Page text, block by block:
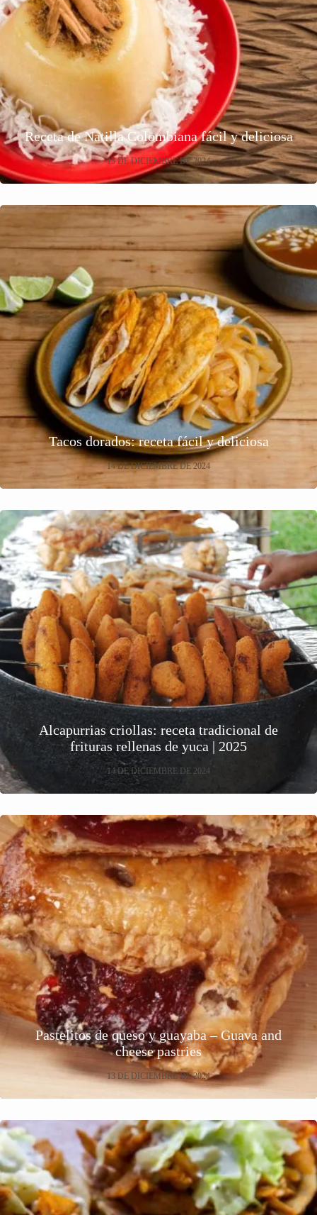
Receta de Natilla Colombiana fácil y deliciosa
15 DE DICIEMBRE DE 2024
Tacos dorados: receta fácil y deliciosa
14 DE DICIEMBRE DE 2024
Alcapurrias criollas: receta tradicional de
frituras rellenas de yuca | 2025
14 DE DICIEMBRE DE 2024
Pastelitos de queso y guayaba – Guava and
cheese pastries
13 DE DICIEMBRE DE 2024